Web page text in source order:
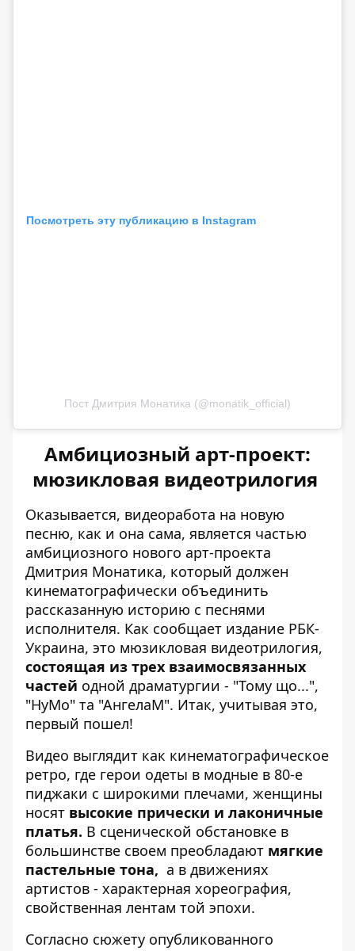
Посмотреть эту публикацию в Instagram
Пост Дмитрия Монатика (@monatik_official)
Амбициозный арт-проект:
мюзикловая видеотрилогия
Оказывается, видеоработа на новую
песню, как и она сама, является частью
амбициозного нового арт-проекта
Дмитрия Монатика, который должен
кинематографически объединить
рассказанную историю с песнями
исполнителя. Как сообщает издание РБК-
Украина, это мюзикловая видеотрилогия,
состоящая из трех взаимосвязанных
частей одной драматургии - "Тому що...",
"НуМо" та "АнгелаМ". Итак, учитывая это,
первый пошел!
Видео выглядит как кинематографическое
ретро, ​​где герои одеты в модные в 80-е
пиджаки с широкими плечами, женщины
носят высокие прически и лаконичные
платья. В сценической обстановке в
большинстве своем преобладают мягкие
пастельные тона, а в движениях
артистов - характерная хореография,
свойственная лентам той эпохи.
Согласно сюжету опубликованного